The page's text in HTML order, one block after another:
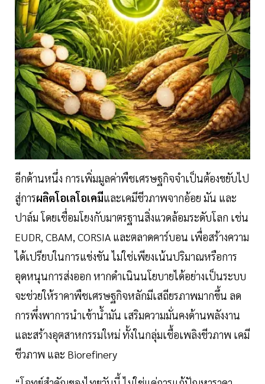
อีกด้านหนึ่ง การเพิ่มมูลค่าพืชเศรษฐกิจจำเป็นต้องขยับไป
สู่การผลิตโอเลโอเคมีและเคมีชีวภาพจากอ้อย มัน และ
ปาล์ม โดยเชื่อมโยงกับมาตรฐานสิ่งแวดล้อมระดับโลก เช่น
EUDR, CBAM, CORSIA และตลาดคาร์บอน เพื่อสร้างความ
ได้เปรียบในการแข่งขัน ไม่ใช่เพียงเน้นปริมาณหรือการ
อุดหนุนการส่งออก หากดำเนินนโยบายได้อย่างเป็นระบบ
จะช่วยให้ราคาพืชเศรษฐกิจหลักมีเสถียรภาพมากขึ้น ลด
การพึ่งพาการนำเข้าน้ำมัน เสริมความมั่นคงด้านพลังงาน
และสร้างอุตสาหกรรมใหม่ ทั้งในกลุ่มเชื้อเพลิงชีวภาพ เคมี
ชีวภาพ และ Biorefinery